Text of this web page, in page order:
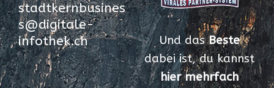
stadtkernbusines
s@digitale-
infothek.ch
Und dasBeste
dabei ist, du kannst
hier mehrfach